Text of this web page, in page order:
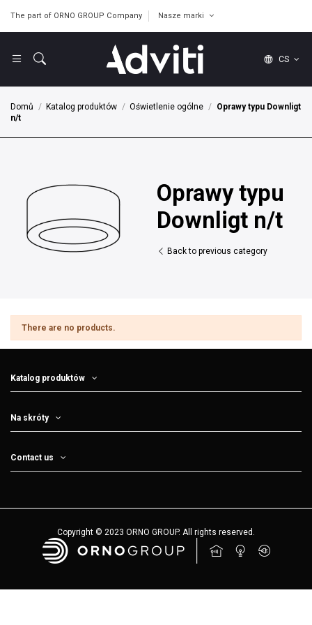
The part of ORNO GROUP Company Nasze marki
CS
Domů Katalog produktów Oświetlenie ogólne
Oprawy typu Downligt
n/t
Oprawy typu
Downligt n/t
Back to previous category
There are no products.
Katalog produktów
Na skróty
Contact us
Copyright © 2023 ORNO GROUP. All rights reserved.